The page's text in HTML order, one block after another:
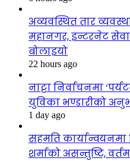
अव्यवस्थित तार
महानगर, इन्टरनेट
बोलाइयो
22 hours ago
नाट्टा निर्वाचनमा
युविका भण्डारीको
1 day ago
सहमति कार्यान्वयनमा
शर्माको असन्तुष्टि,